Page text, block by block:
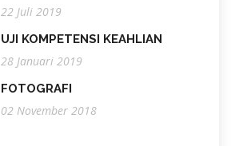
22 Juli 2019
UJI KOMPETENSI KEAHLIAN
28 Januari 2019
FOTOGRAFI
02 November 2018